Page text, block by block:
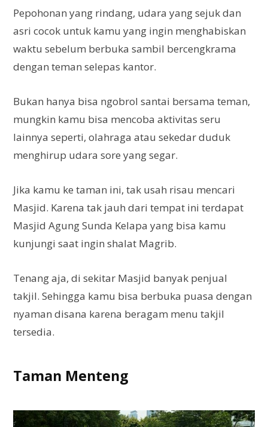
Pepohonan yang rindang, udara yang sejuk dan
asri cocok untuk kamu yang ingin menghabiskan
waktu sebelum berbuka sambil bercengkrama
dengan teman selepas kantor.
Bukan hanya bisa ngobrol santai bersama teman,
mungkin kamu bisa mencoba aktivitas seru
lainnya seperti, olahraga atau sekedar duduk
menghirup udara sore yang segar.
Jika kamu ke taman ini, tak usah risau mencari
Masjid. Karena tak jauh dari tempat ini terdapat
Masjid Agung Sunda Kelapa yang bisa kamu
kunjungi saat ingin shalat Magrib.
Tenang aja, di sekitar Masjid banyak penjual
takjil. Sehingga kamu bisa berbuka puasa dengan
nyaman disana karena beragam menu takjil
tersedia.
Taman Menteng